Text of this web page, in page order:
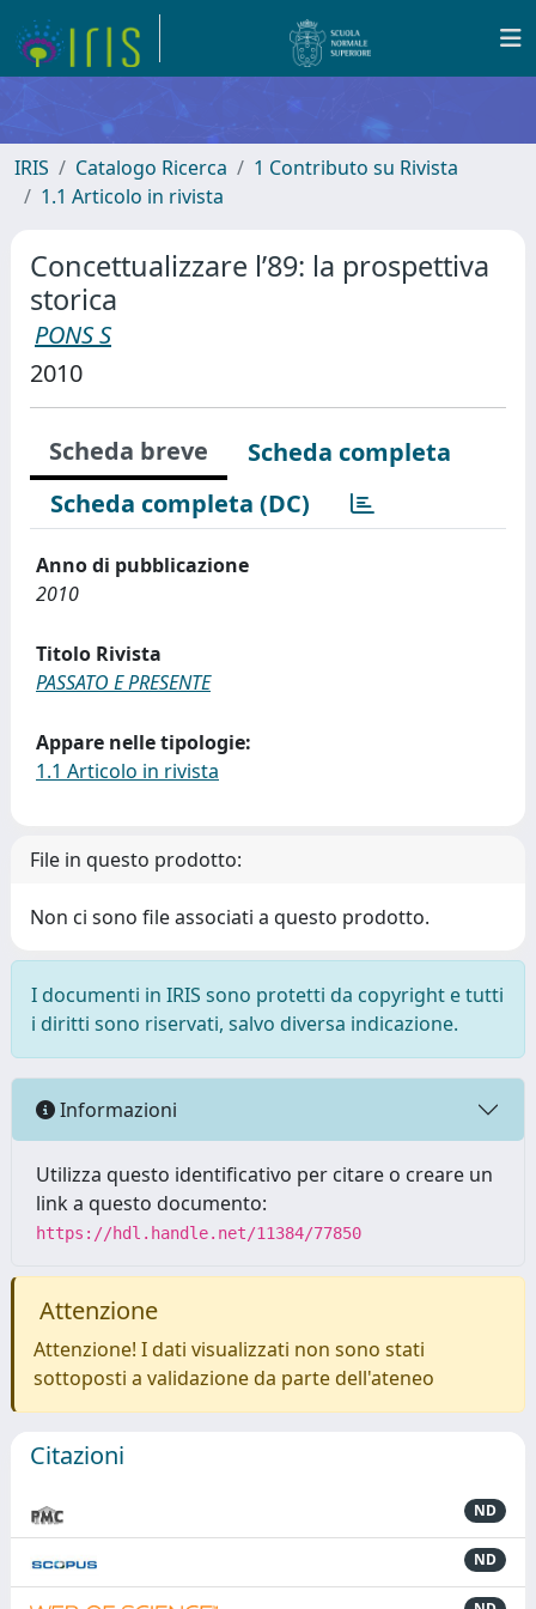
IRIS Catalogo Ricerca
1 Contributo su Rivista
1.1 Articolo in rivista
Concettualizzare l’89: la prospettiva
storica
PONS S
2010
Scheda breve
Scheda completa
Scheda completa (DC)
Anno di pubblicazione
2010
Titolo Rivista
PASSATO E PRESENTE
Appare nelle tipologie:
1.1 Articolo in rivista
File in questo prodotto:
Non ci sono file associati a questo prodotto.
I documenti in IRIS sono protetti da copyright e tutti
i diritti sono riservati, salvo diversa indicazione.
Informazioni
Utilizza questo identificativo per citare o creare un
link a questo documento:
https://hdl.handle.net/11384/77850
Attenzione
Attenzione! I dati visualizzati non sono stati
sottoposti a validazione da parte dell'ateneo
Citazioni
ND
ND